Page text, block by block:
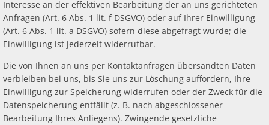
Interesse an der effektiven Bearbeitung der an uns gerichteten
Anfragen (Art. 6 Abs. 1 lit. f DSGVO) oder auf Ihrer Einwilligung
(Art. 6 Abs. 1 lit. a DSGVO) sofern diese abgefragt wurde; die
Einwilligung ist jederzeit widerrufbar.
Die von Ihnen an uns per Kontaktanfragen übersandten Daten
verbleiben bei uns, bis Sie uns zur Löschung auffordern, Ihre
Einwilligung zur Speicherung widerrufen oder der Zweck für die
Datenspeicherung entfällt (z. B. nach abgeschlossener
Bearbeitung Ihres Anliegens). Zwingende gesetzliche